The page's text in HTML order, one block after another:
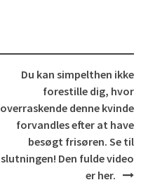
Du kan simpelthen ikke
forestille dig, hvor
overraskende denne kvinde
forvandles efter at have
besøgt frisøren. Se til
slutningen! Den fulde video
er her.